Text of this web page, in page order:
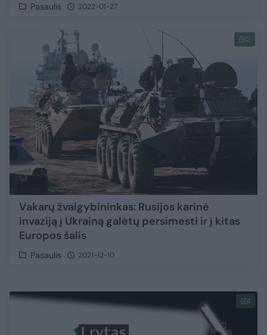
Pasaulis 2022-01-27
2
Vakarų žvalgybininkas: Rusijos karinė
invaziją į Ukrainą galėtų persimesti ir į kitas
Europos šalis
Pasaulis 2021-12-10
1